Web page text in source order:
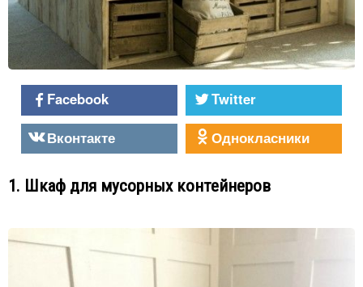
Facebook
Twitter
Вконтакте
Однокласники
1. Шкаф для мусорных контейнеров